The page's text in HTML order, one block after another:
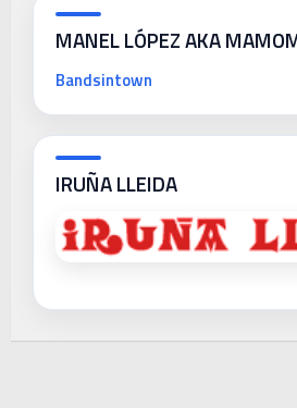
MANEL LÓPEZ AKA
Bandsintown
IRUÑA LLEIDA